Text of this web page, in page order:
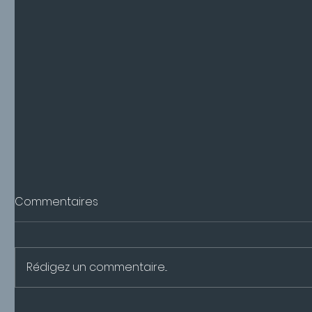
Commentaires
Rédigez un commentaire...